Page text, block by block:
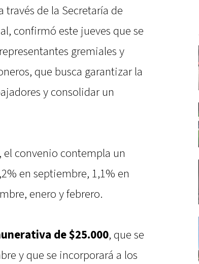
de la Secretaría de
confirmó este jueves que se
gremiales y
que busca garantizar la
y consolidar un
convenio contempla un
en septiembre, 1,1% en
enero y febrero.
de $25.000, que se
y que se incorporará a los